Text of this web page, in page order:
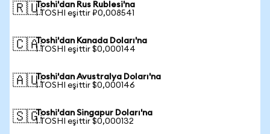
🇷🇺Toshi'dan Rus Rublesi'na
1 TOSHI eşittir ₽0,008541
🇨🇦Toshi'dan Kanada Doları'na
1 TOSHI eşittir $0,000144
🇦🇺Toshi'dan Avustralya Doları'na
1 TOSHI eşittir $0,000146
🇸🇬Toshi'dan Singapur Doları'na
1 TOSHI eşittir $0,000132